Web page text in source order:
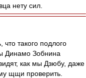
нету сил.
что такого подлого
Динамо Зобнина
как мы Дзюбу, даже
щщи проверить.